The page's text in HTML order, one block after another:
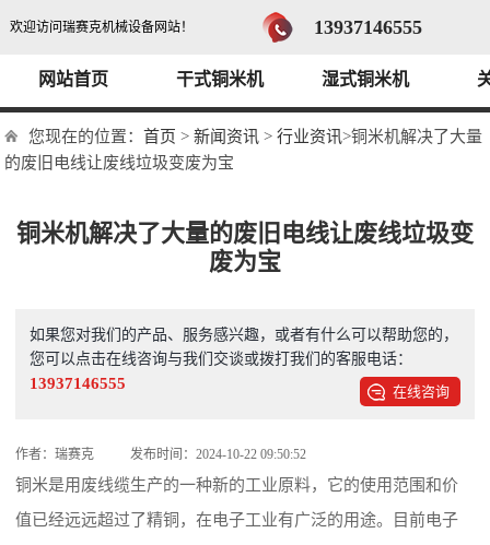
欢迎访问瑞赛克机械设备网站！ 13937146555
网站首页 干式铜米机 湿式铜米机
您现在的位置：首页 >新闻资讯 >行业资讯>铜米机解决了大量
的废旧电线让废线垃圾变废为宝
铜米机解决了大量的废旧电线让废线垃圾变
废为宝
如果您对我们的产品、服务感兴趣，或者有什么可以帮助您的，
您可以点击在线咨询与我们交谈或拨打我们的客服电话：
13937146555 在线咨询
作者：瑞赛克 发布时间：2024-10-22 09:50:52
铜米是用废线缆生产的一种新的工业原料，它的使用范围和价
值已经远远超过了精铜，在电子工业有广泛的用途。目前电子